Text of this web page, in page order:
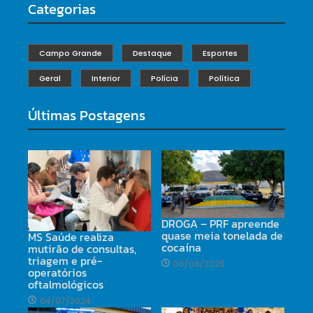
Categorias
Campo Grande Destaque Esportes
Geral Interior Polícia Política
Últimas Postagens
MS Saúde realiza
mutirão de consultas,
triagem e pré-
operatórios
oftalmológicos
04/07/2024
DROGA – PRF apreende
quase meia tonelada de
cocaína
06/08/2026